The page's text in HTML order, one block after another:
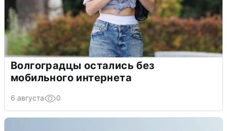
Волгоградцы остались без
мобильного интернета
6 августа 0